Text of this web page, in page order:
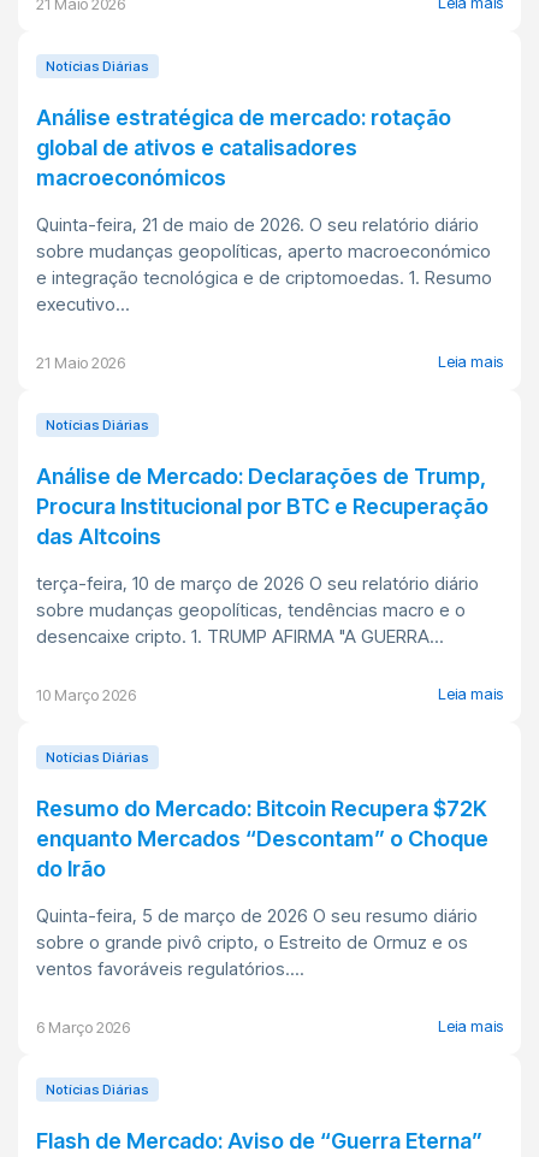
Notícias Diárias
Análise estratégica de mercado: rotação
global de ativos e catalisadores
macroeconómicos
Quinta-feira, 21 de maio de 2026. O seu relatório diário
sobre mudanças geopolíticas, aperto macroeconómico
e integração tecnológica e de criptomoedas. 1. Resumo
executivo...
21 Maio 2026 Leia mais
Notícias Diárias
Análise de Mercado: Declarações de Trump,
Procura Institucional por BTC e Recuperação
das Altcoins
terça-feira, 10 de março de 2026 O seu relatório diário
sobre mudanças geopolíticas, tendências macro e o
desencaixe cripto. 1. TRUMP AFIRMA "A GUERRA...
10 Março 2026 Leia mais
Notícias Diárias
Resumo do Mercado: Bitcoin Recupera $72K
enquanto Mercados “Descontam” o Choque
do Irão
Quinta-feira, 5 de março de 2026 O seu resumo diário
sobre o grande pivô cripto, o Estreito de Ormuz e os
ventos favoráveis regulatórios....
6 Março 2026 Leia mais
Notícias Diárias
Flash de Mercado: Aviso de “Guerra Eterna”